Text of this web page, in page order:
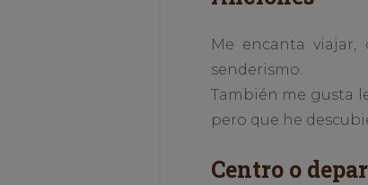
Me encanta
senderismo.
También me gusta
pero que he
Centro o